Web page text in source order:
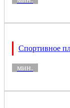
Спортивное
мин.